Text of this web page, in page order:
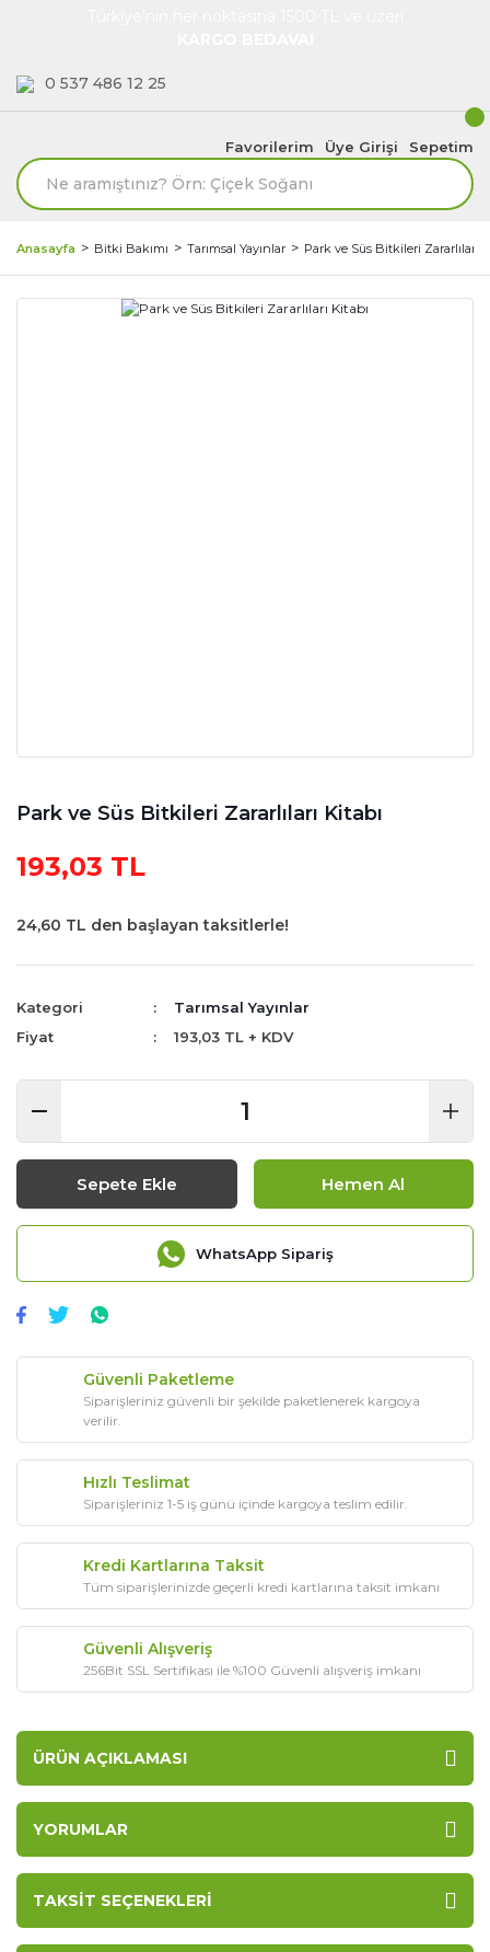
0 537 486 12 25
Favorilerim Üye Girişi Sepetim
Anasayfa Bitki Bakımı Tarımsal Yayınlar Park ve Süs Bitkileri Zararlıları
Park ve Süs Bitkileri Zararlıları Kitabı
193,03 TL
24,60 TL den başlayan taksitlerle!
Kategori
Tarımsal Yayınlar
Fiyat
193,03 TL + KDV
Sepete Ekle Hemen Al
WhatsApp Sipariş
Güvenli Paketleme
Siparişleriniz güvenli bir şekilde paketlenerek kargoya
verilir.
Hızlı Teslimat
Siparişleriniz 1-5 iş günü içinde kargoya teslim edilir.
Kredi Kartlarına Taksit
Tüm siparişlerinizde geçerli kredi kartlarına taksit imkanı
Güvenli Alışveriş
256Bit SSL Sertifikası ile %100 Güvenli alışveriş imkanı
ÜRÜN AÇIKLAMASI
YORUMLAR
TAKSIT SEÇENEKLERI